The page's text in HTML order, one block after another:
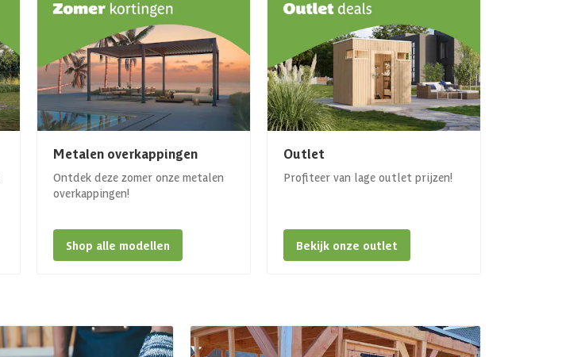
Metalen overkappingen
Ontdek deze zomer onze metalen
overkappingen!
Shop alle modellen
Outlet
Profiteer van lage outlet prijzen!
Bekijk onze outlet